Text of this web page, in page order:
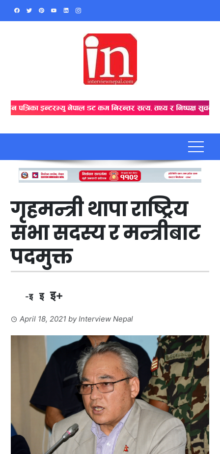
Skip
गृहमन्त्री थापा राष्ट्रिय
सभा सदस्य र मन्त्रीबाट
पदमुक्त
-इ इ इ+
April 18, 2021 byInterview Nepal